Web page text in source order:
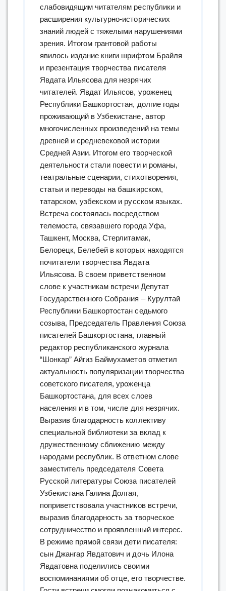
слабовидящим читателям республики и
расширения культурно-исторических
знаний людей с тяжелыми нарушениями
зрения. Итогом грантовой работы
явилось издание книги шрифтом Брайля
и презентация творчества писателя
Явдата Ильясова для незрячих
читателей. Явдат Ильясов, уроженец
Республики Башкортостан, долгие годы
проживающий в Узбекистане, автор
многочисленных произведений на темы
древней и средневековой истории
Средней Азии. Итогом его творческой
деятельности стали повести и романы,
театральные сценарии, стихотворения,
статьи и переводы на башкирском,
татарском, узбекском и русском языках.
Встреча состоялась посредством
телемоста, связавшего города Уфа,
Ташкент, Москва, Стерлитамак,
Белорецк, Белебей в которых находятся
почитатели творчества Явдата
Ильясова. В своем приветственном
слове к участникам встречи Депутат
Государственного Собрания – Курултай
Республики Башкортостан седьмого
созыва, Председатель Правления Союза
писателей Башкортостана, главный
редактор республиканского журнала
“Шонкар” Айгиз Баймухаметов отметил
актуальность популяризации творчества
советского писателя, уроженца
Башкортостана, для всех слоев
населения и в том, числе для незрячих.
Выразив благодарность коллективу
специальной библиотеки за вклад к
дружественному сближению между
народами республик. В ответном слове
заместитель председателя Совета
Русской литературы Союза писателей
Узбекистана Галина Долгая,
поприветствовала участников встречи,
выразив благодарность за творческое
сотрудничество и проявленный интерес.
В режиме прямой связи дети писателя:
сын Джангар Явдатович и дочь Илона
Явдатовна поделились своими
воспоминаниями об отце, его творчестве.